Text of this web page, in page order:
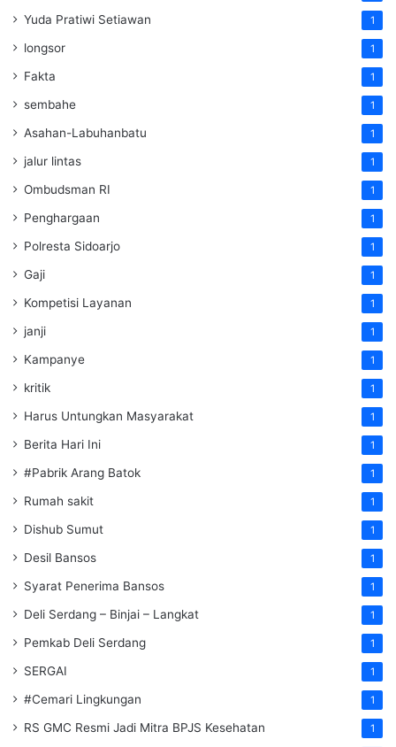
Yuda Pratiwi Setiawan 1
longsor 1
Fakta 1
sembahe 1
Asahan-Labuhanbatu 1
jalur lintas 1
Ombudsman RI 1
Penghargaan 1
Polresta Sidoarjo 1
Gaji 1
Kompetisi Layanan 1
janji 1
Kampanye 1
kritik 1
Harus Untungkan Masyarakat 1
Berita Hari Ini 1
#Pabrik Arang Batok 1
Rumah sakit 1
Dishub Sumut 1
Desil Bansos 1
Syarat Penerima Bansos 1
Deli Serdang – Binjai – Langkat 1
Pemkab Deli Serdang 1
SERGAI 1
#Cemari Lingkungan 1
RS GMC Resmi Jadi Mitra BPJS Kesehatan 1